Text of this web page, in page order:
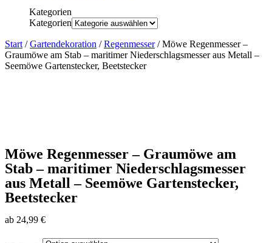
Kategorien
Kategorien
Start /Gartendekoration /Regenmesser/ Möwe Regenmesser –
Graumöwe am Stab – maritimer Niederschlagsmesser aus Metall –
Seemöwe Gartenstecker, Beetstecker
Möwe Regenmesser – Graumöwe am
Stab – maritimer Niederschlagsmesser
aus Metall – Seemöwe Gartenstecker,
Beetstecker
ab 24,99 €